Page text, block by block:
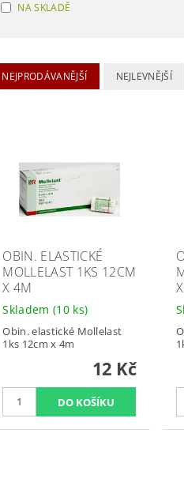
NA SKLADĚ
NEJPRODÁVANĚJŠÍ NEJLEVNĚJŠÍ
OBIN. ELASTICKÉ
MOLLELAST 1KS 12CM
X 4M
Skladem (10 ks)
Obin. elastické Mollelast
1ks 12cm x 4m
12 Kč